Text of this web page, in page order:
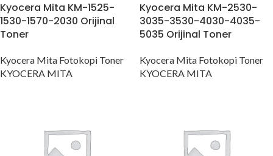
Kyocera Mita KM-1525-
1530-1570-2030 Orijinal
Toner
Kyocera Mita Fotokopi Toner
KYOCERA MITA
Kyocera Mita KM-2530-
3035-3530-4030-4035-
5035 Orijinal Toner
Kyocera Mita Fotokopi Toner
KYOCERA MITA